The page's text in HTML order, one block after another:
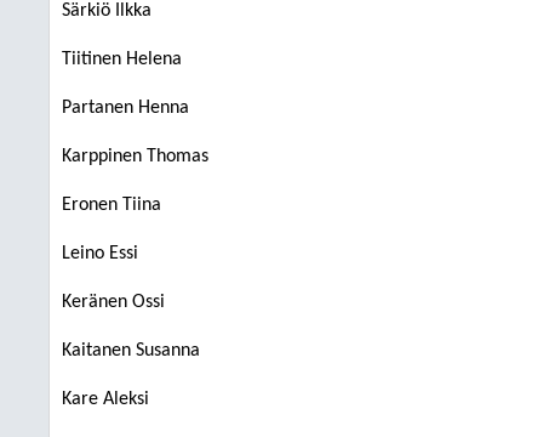
Särkiö Ilkka
Tiitinen Helena
Partanen Henna
Karppinen Thomas
Eronen Tiina
Leino Essi
Keränen Ossi
Kaitanen Susanna
Kare Aleksi